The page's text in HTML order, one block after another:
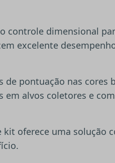
controle dimensional
excelente
pontuação nas cores
alvos coletores e
oferece uma solução